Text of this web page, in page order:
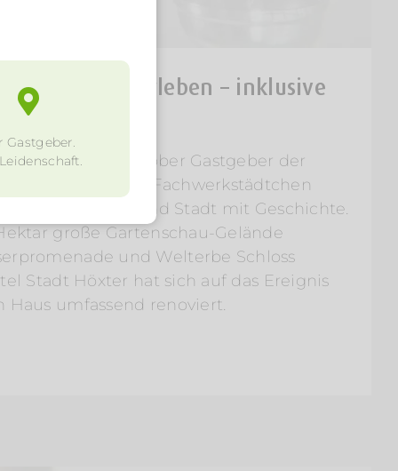
in Höxter erleben – inklusive
bis zum 15. Oktober Gastgeber der
in NRW. Das Fachwerkstädtchen
am Wasser und Stadt mit Geschichte.
große Gartenschau-Gelände
und Welterbe Schloss
Stadt Höxter hat sich auf das Ereignis
umfassend renoviert.
Gastgeber.